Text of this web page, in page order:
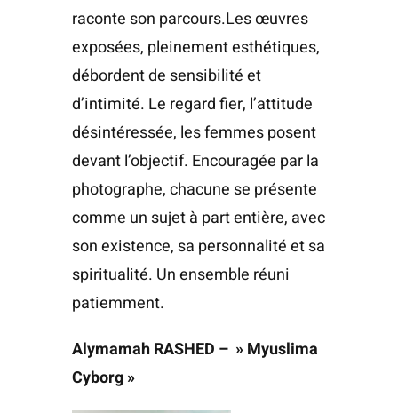
raconte son parcours.Les œuvres
exposées, pleinement esthétiques,
débordent de sensibilité et
d’intimité. Le regard fier, l’attitude
désintéressée, les femmes posent
devant l’objectif. Encouragée par la
photographe, chacune se présente
comme un sujet à part entière, avec
son existence, sa personnalité et sa
spiritualité. Un ensemble réuni
patiemment.
Alymamah RASHED – » Myuslima
Cyborg »